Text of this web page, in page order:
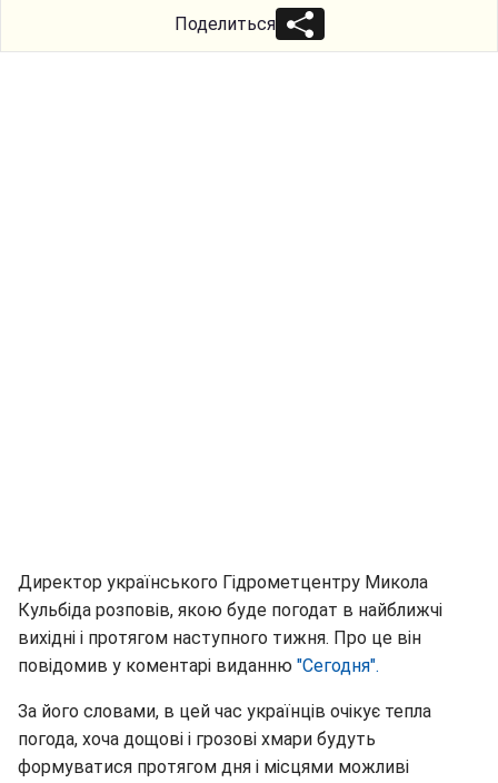
Поделиться
Директор українського Гідрометцентру Микола
Кульбіда розповів, якою буде погодат в найближчі
вихідні і протягом наступного тижня. Про це він
повідомив у коментарі виданню "Сегодня".
За його словами, в цей час українців очікує тепла
погода, хоча дощові і грозові хмари будуть
формуватися протягом дня і місцями можливі